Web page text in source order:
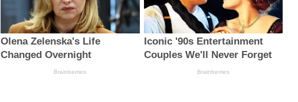
Olena Zelenska's Life
Changed Overnight
Brainberries
Iconic '90s Entertainment
Couples We'll Never Forget
Brainberries